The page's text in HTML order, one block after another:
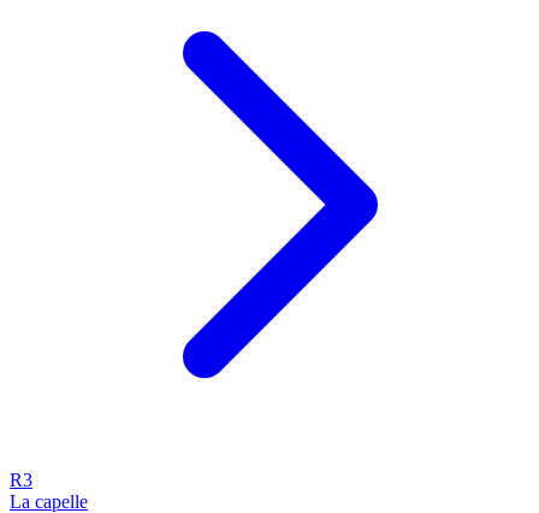
R3
La capelle